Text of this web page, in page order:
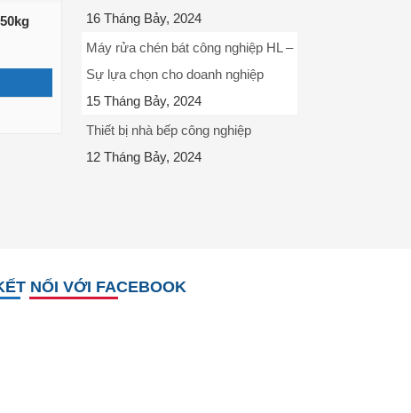
16 Tháng Bảy, 2024
Máy rửa chén bát công nghiệp HL –
Sự lựa chọn cho doanh nghiệp
15 Tháng Bảy, 2024
Thiết bị nhà bếp công nghiệp
12 Tháng Bảy, 2024
NỐI VỚI FACEBOOK